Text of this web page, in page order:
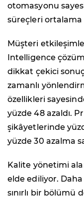
otomasyonu
süreçleri ortalama
Müşteri
Intelligence
dikkat çekici
zamanlı
özellikleri
yüzde 48 azaldı.
şikâyetlerinde
yüzde 30 azalma
Kalite yönetimi
elde ediliyor.
sınırlı bir